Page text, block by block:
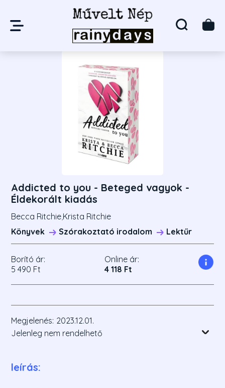
Addicted to you - Beteged vagyok -
Éldekorált kiadás
Becca Ritchie,Krista Ritchie
Könyvek
Szórakoztató irodalom Lektűr
Borító ár:
5 490 Ft
Online ár:
4 118 Ft
Megjelenés: 2023.12.01.
Jelenleg nem rendelhető
leírás: